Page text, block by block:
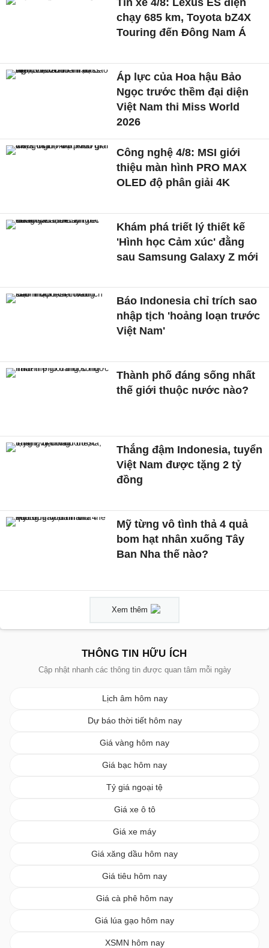
Tin xe 4/8: Lexus ES điện
chạy 685 km, Toyota bZ4X
Touring đến Đông Nam Á
Áp lực của Hoa hậu Bảo
Ngọc trước thềm đại diện
Việt Nam thi Miss World
2026
Công nghệ 4/8: MSI giới
thiệu màn hình PRO MAX
OLED độ phân giải 4K
Khám phá triết lý thiết kế
'Hình học Cảm xúc' đằng
sau Samsung Galaxy Z mới
Báo Indonesia chỉ trích sao
nhập tịch 'hoảng loạn trước
Việt Nam'
Thành phố đáng sống nhất
thế giới thuộc nước nào?
Thắng đậm Indonesia, tuyển
Việt Nam được tặng 2 tỷ
đồng
Mỹ từng vô tình thả 4 quả
bom hạt nhân xuống Tây
Ban Nha thế nào?
Xem thêm
THÔNG TIN HỮU ÍCH
Cập nhật nhanh các thông tin được quan tâm mỗi ngày
Lịch âm hôm nay
Dự báo thời tiết hôm nay
Giá vàng hôm nay
Giá bạc hôm nay
Tỷ giá ngoại tệ
Giá xe ô tô
Giá xe máy
Giá xăng dầu hôm nay
Giá tiêu hôm nay
Giá cà phê hôm nay
Giá lúa gạo hôm nay
XSMN hôm nay